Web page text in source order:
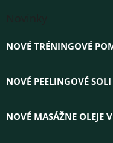
NOVÉ TRÉNINGOVÉ
NOVÉ PEELINGOVÉ
NOVÉ MASÁŽNE OLEJE